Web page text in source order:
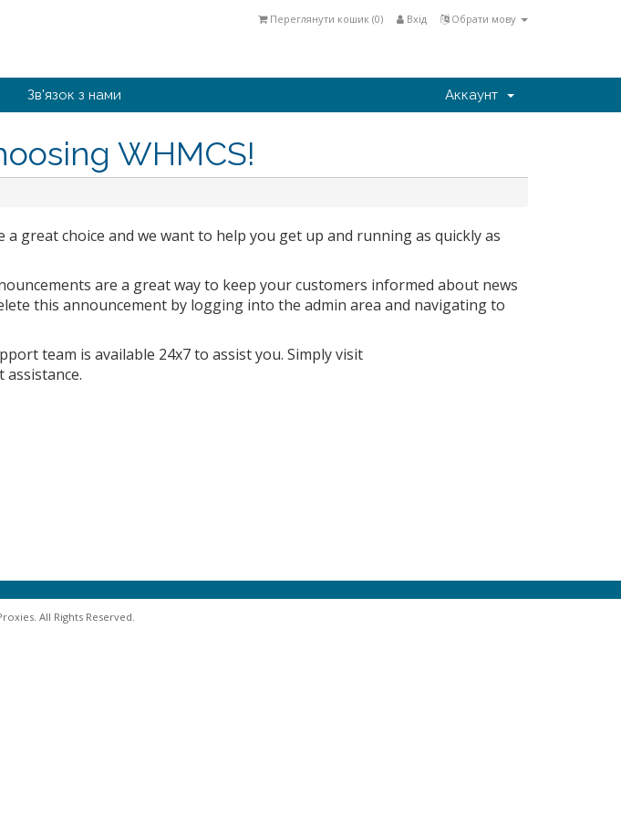
Обрати мову
Вхід
Переглянути кошик (0)
Зв'язок з нами Аккаунт
WHMCS!
a great choice and we want to help you get up and running as quickly as
are a great way to keep your customers informed about news
this announcement by logging into the admin area and navigating to
team is available 24x7 to assist you. Simply visit
All Rights Reserved.